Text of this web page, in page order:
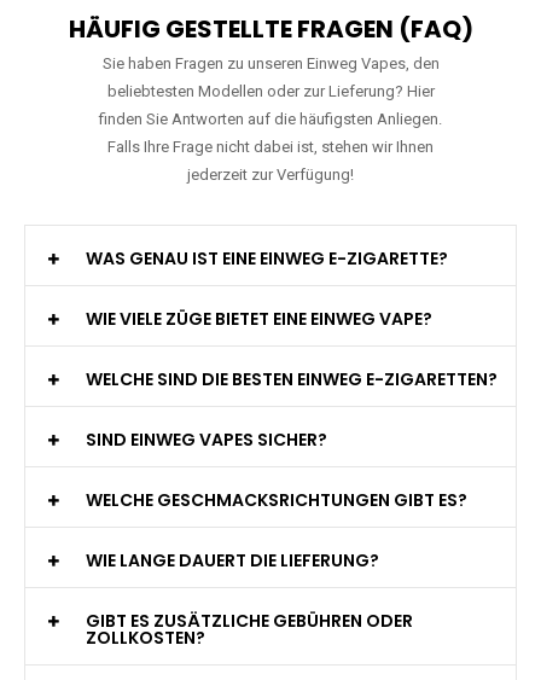
HÄUFIG GESTELLTE FRAGEN (FAQ)
Sie haben Fragen zu unseren Einweg Vapes, den
beliebtesten Modellen oder zur Lieferung? Hier
finden Sie Antworten auf die häufigsten Anliegen.
Falls Ihre Frage nicht dabei ist, stehen wir Ihnen
jederzeit zur Verfügung!
WAS GENAU IST EINE EINWEG E-ZIGARETTE?
WIE VIELE ZÜGE BIETET EINE EINWEG VAPE?
WELCHE SIND DIE BESTEN EINWEG E-ZIGARETTEN?
SIND EINWEG VAPES SICHER?
WELCHE GESCHMACKSRICHTUNGEN GIBT ES?
WIE LANGE DAUERT DIE LIEFERUNG?
GIBT ES ZUSÄTZLICHE GEBÜHREN ODER
ZOLLKOSTEN?